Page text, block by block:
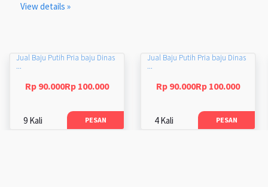
View details »
Jual Baju Putih Pria baju Dinas
...
Rp 90.000Rp 100.000
9 Kali PESAN
Jual Baju Putih Pria baju Dinas
...
Rp 90.000Rp 100.000
4 Kali PESAN